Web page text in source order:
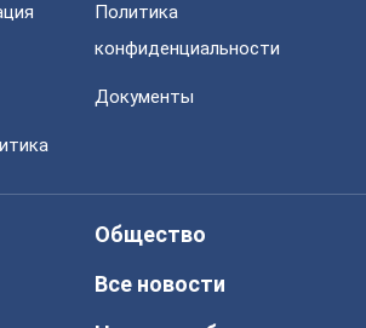
Политика
конфиденциальности
Документы
Общество
Все новости